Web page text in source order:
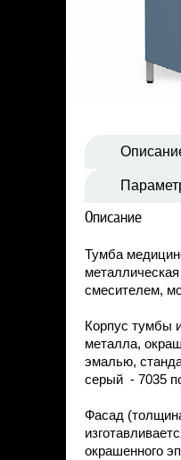
Описание
Тумба
смесителем,
Корпус тумбы
металла,
эмалью,
серый - 7035
Фасад
окрашенного